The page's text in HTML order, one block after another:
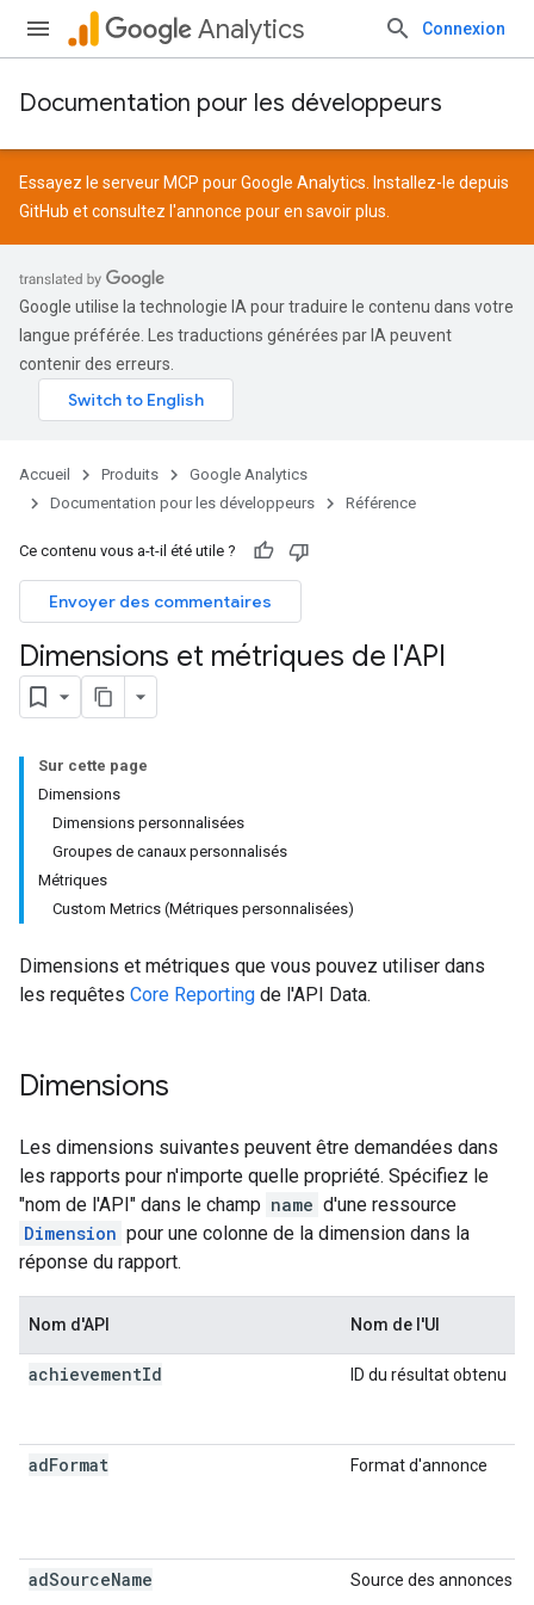
Analytics Connexion
Documentation pour les développeurs
Essayez le serveur MCP pour Google Analytics. Installez-le depuis
GitHub et consultez l'annonce pour en savoir plus.
Google utilise la technologie IA pour traduire le contenu dans votre
langue préférée. Les traductions générées par IA peuvent
contenir des erreurs.
Accueil Produits
Google Analytics
Documentation pour les développeurs
Référence
Ce contenu vous a-t-il été utile ?
Envoyer des commentaires
Dimensions et métriques de l'API
Sur cette page
Dimensions
Dimensions personnalisées
Groupes de canaux personnalisés
Métriques
Custom Metrics (Métriques personnalisées)
Dimensions et métriques que vous pouvez utiliser dans
les requêtes Core Reporting de l'API Data.
Dimensions
Les dimensions suivantes peuvent être demandées dans
les rapports pour n'importe quelle propriété. Spécifiez le
"nom de l'API" dans le champ name d'une ressource
Dimension pour une colonne de la dimension dans la
réponse du rapport.
Nom d'API Nom de l'UI
achievementId ID du résultat obtenu
adFormat Format d'annonce
adSourceName Source des annonces